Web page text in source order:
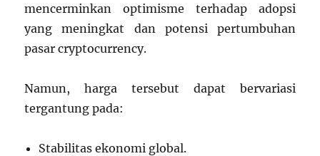
mencerminkan optimisme terhadap adopsi
yang meningkat dan potensi pertumbuhan
pasar cryptocurrency.
Namun, harga tersebut dapat bervariasi
tergantung pada:
Stabilitas ekonomi global.